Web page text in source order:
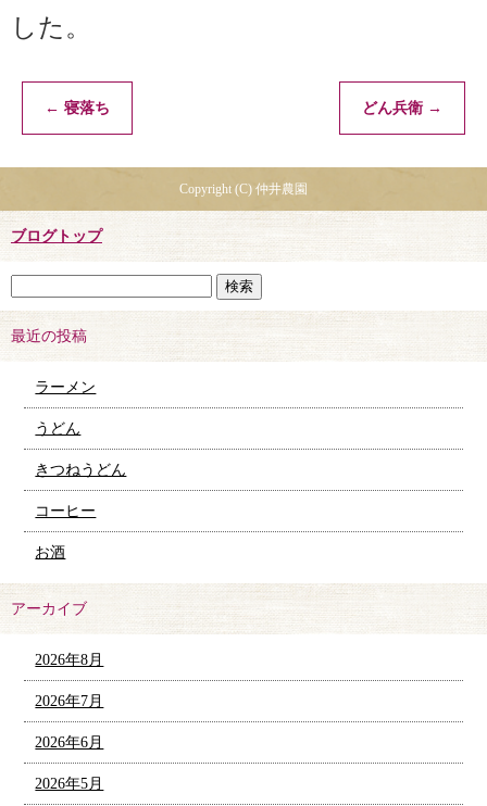
した。
← 寝落ち どん兵衛 →
Copyright (C) 仲井農園
ブログトップ
最近の投稿
ラーメン
うどん
きつねうどん
コーヒー
お酒
アーカイブ
2026年8月
2026年7月
2026年6月
2026年5月